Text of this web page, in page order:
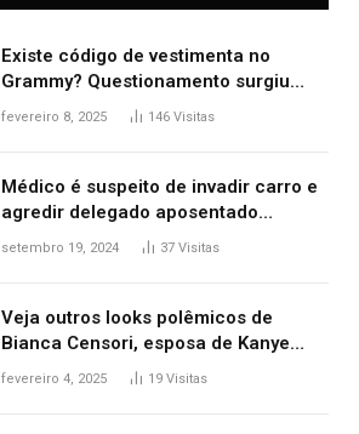
Existe código de vestimenta no
Grammy? Questionamento surgiu
após Bianca Censori, mulher de
fevereiro 8, 2025 146 Visitas
Médico é suspeito de invadir carro e
agredir delegado aposentado
durante confusão no trânsito
setembro 19, 2024 37 Visitas
Veja outros looks polêmicos de
Bianca Censori, esposa de Kanye
West que apareceu nua no Grammy
fevereiro 4, 2025 19 Visitas